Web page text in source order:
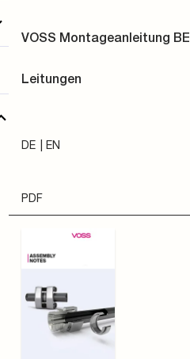
VOSS Montageanleitung
Leitungen
DE EN
PDF